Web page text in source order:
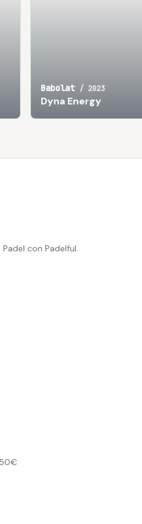
Babolat / 2023
Dyna Energy
con Padelful.